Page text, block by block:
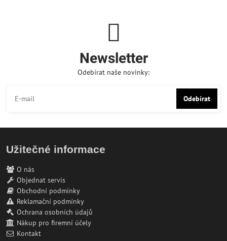
Newsletter
Odebírat naše novinky:
Odebírat
Užitečné informace
O nás
Objednat servis
Obchodní podmínky
Reklamační podmínky
Ochrana osobních údajů
Nákup pro firemní účely
Kontakt